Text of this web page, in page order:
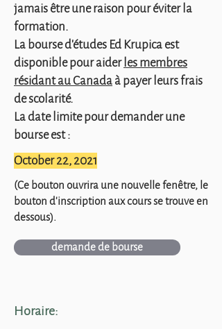
jamais être une raison pour éviter la
formation.
La bourse d'études Ed Krupica est
disponible pour aiderles membres
résidant au Canadaà payer leurs frais
de scolarité.
La date limite pour demander une
bourse est :
October 22, 2021
(Ce bouton ouvrira une nouvelle fenêtre, le
bouton d'inscription aux cours se trouve en
dessous).
demande de bourse
Horaire: